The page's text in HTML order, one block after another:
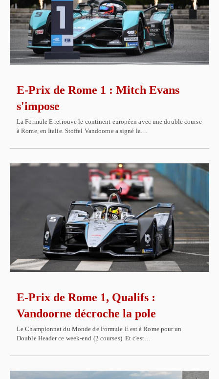
E-Prix de Rome 1 : Mitch Evans
s'impose
La Formule E retrouve le continent européen avec une double course
à Rome, en Italie. Stoffel Vandoorne a signé la…
E-Prix de Rome 1, Qualifs :
Vandoorne décroche la pole
Le Championnat du Monde de Formule E est à Rome pour un
Double Header ce week-end (2 courses). Et c'est…